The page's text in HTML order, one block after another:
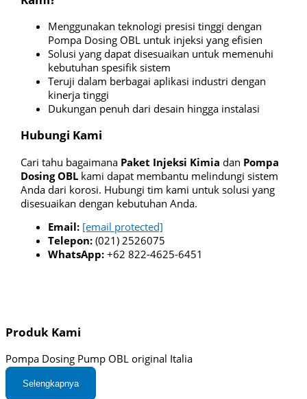
Menggunakan teknologi presisi tinggi dengan
Pompa Dosing OBL untuk injeksi yang efisien
Solusi yang dapat disesuaikan untuk memenuhi
kebutuhan spesifik sistem
Teruji dalam berbagai aplikasi industri dengan
kinerja tinggi
Dukungan penuh dari desain hingga instalasi
Hubungi Kami
Cari tahu bagaimana Paket Injeksi Kimia dan Pompa
Dosing OBL kami dapat membantu melindungi sistem
Anda dari korosi. Hubungi tim kami untuk solusi yang
disesuaikan dengan kebutuhan Anda.
Email: [email protected]
Telepon: (021) 2526075
WhatsApp: +62 822-4625-6451
Produk Kami
Pompa Dosing Pump OBL original Italia
Selengkapnya